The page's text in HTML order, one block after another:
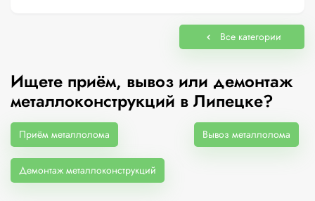
Все категории
Ищете приём, вывоз или демонтаж
металлоконструкций в Липецке?
Приём металлолома Вывоз металлолома
Демонтаж металлоконструкций